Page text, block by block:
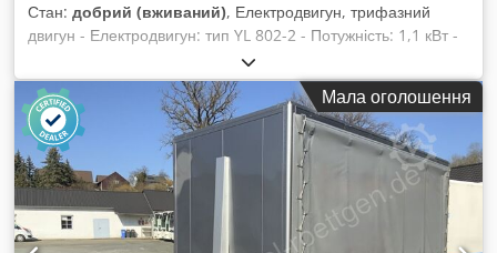
Стан: добрий (вживаний), Електродвигун, трифазний
двигун - Електродвигун: тип YL 802-2 - Потужність: 1,1 кВт -
Оберти: 2860 об/хв - Вал: Ø 19 x 40 мм Dcedev Iardspfx
Akhjk - Конструктивне виконання: B3 - Ступінь захисту: IP 44
- Габарити: 290/200/В190 мм - Вага: 16 кгМала оголошення